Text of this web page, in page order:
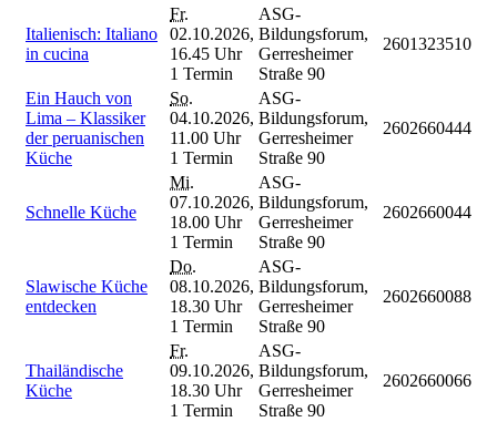
Italienisch: Italiano
in cucina
Fr.
02.10.2026,
16.45 Uhr
1 Termin
ASG-
Bildungsforum,
Gerresheimer
Straße 90
2601323510
Ein Hauch von
Lima – Klassiker
der peruanischen
Küche
So.
04.10.2026,
11.00 Uhr
1 Termin
ASG-
Bildungsforum,
Gerresheimer
Straße 90
2602660444
Schnelle Küche
Mi.
07.10.2026,
18.00 Uhr
1 Termin
ASG-
Bildungsforum,
Gerresheimer
Straße 90
2602660044
Slawische Küche
entdecken
Do.
08.10.2026,
18.30 Uhr
1 Termin
ASG-
Bildungsforum,
Gerresheimer
Straße 90
2602660088
Thailändische
Küche
Fr.
09.10.2026,
18.30 Uhr
1 Termin
ASG-
Bildungsforum,
Gerresheimer
Straße 90
2602660066